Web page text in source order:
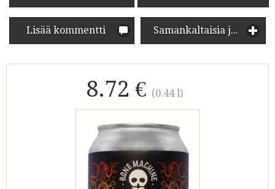
Lisää kommentti Samankaltaisia juomia
8.72 € (0.44 l)